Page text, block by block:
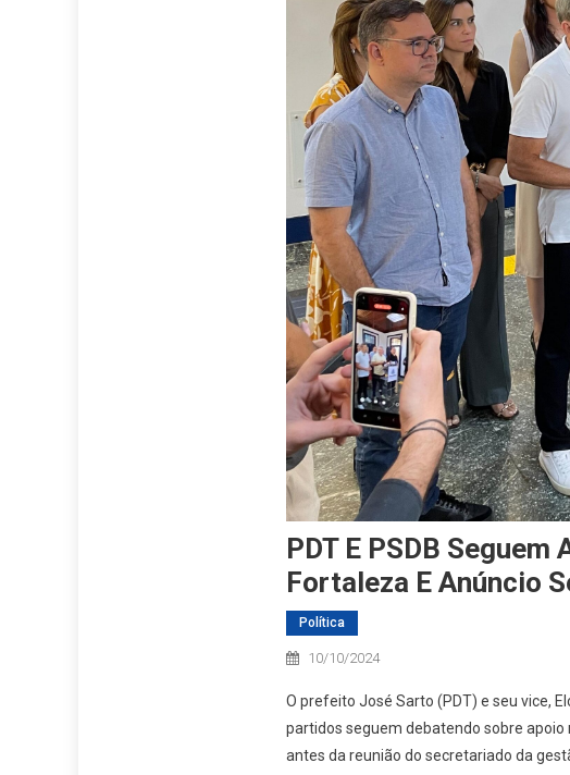
PDT E PSDB
Fortaleza E Anúncio
Política
10/10/2024
O prefeito José Sarto (PDT) e seu vice,
partidos seguem debatendo sobre
antes da reunião do secretariado da